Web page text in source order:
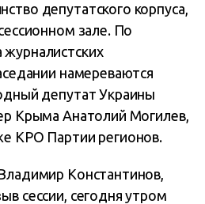
депутатского корпуса,
зале. По
намереваются
депутат Украины
Крыма Анатолий Могилев,
КРО Партии регионов.
Константинов,
сессии, сегодня утром